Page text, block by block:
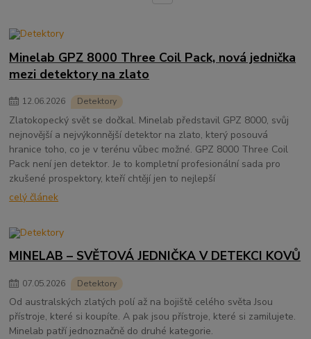
Minelab GPZ 8000 Three Coil Pack, nová jednička
mezi detektory na zlato
12.06.2026 Detektory
Zlatokopecký svět se dočkal. Minelab představil GPZ 8000, svůj
nejnovější a nejvýkonnější detektor na zlato, který posouvá
hranice toho, co je v terénu vůbec možné. GPZ 8000 Three Coil
Pack není jen detektor. Je to kompletní profesionální sada pro
zkušené prospektory, kteří chtějí jen to nejlepší
celý článek
MINELAB – SVĚTOVÁ JEDNIČKA V DETEKCI KOVŮ
07.05.2026 Detektory
Od australských zlatých polí až na bojiště celého světa Jsou
přístroje, které si koupíte. A pak jsou přístroje, které si zamilujete.
Minelab patří jednoznačně do druhé kategorie.